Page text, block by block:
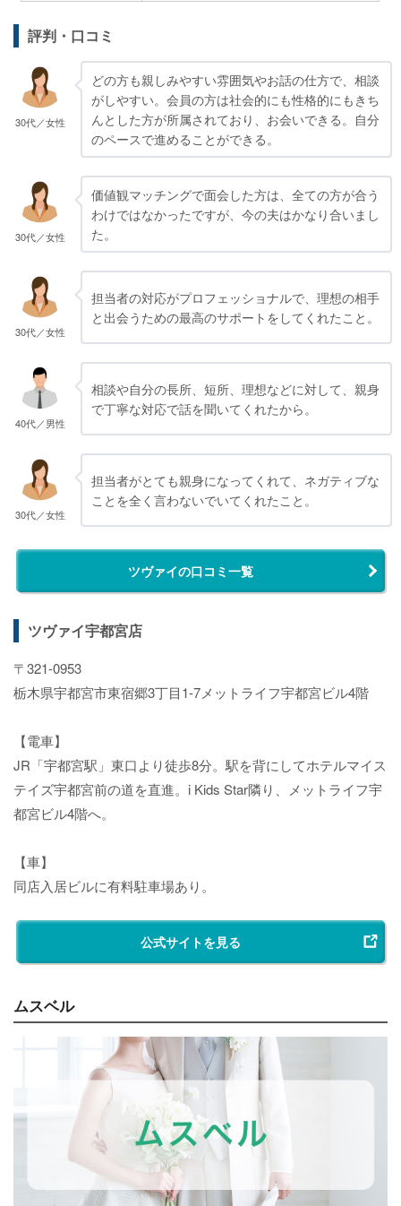
評判・口コミ
30代／女性
どの方も親しみやすい雰囲気やお話の仕方で、相談
がしやすい。会員の方は社会的にも性格的にもきち
んとした方が所属されており、お会いできる。自分
のペースで進めることができる。
30代／女性
価値観マッチングで面会した方は、全ての方が合う
わけではなかったですが、今の夫はかなり合いまし
た。
30代／女性
担当者の対応がプロフェッショナルで、理想の相手
と出会うための最高のサポートをしてくれたこと。
40代／男性
相談や自分の長所、短所、理想などに対して、親身
で丁寧な対応で話を聞いてくれたから。
30代／女性
担当者がとても親身になってくれて、ネガティブな
ことを全く言わないでいてくれたこと。
ツヴァイの口コミ一覧
ツヴァイ宇都宮店
〒321-0953
栃木県宇都宮市東宿郷3丁目1-7メットライフ宇都宮ビル4階
【電車】
JR「宇都宮駅」東口より徒歩8分。駅を背にしてホテルマイス
テイズ宇都宮前の道を直進。i Kids Star隣り、メットライフ宇
都宮ビル4階へ。
【車】
同店入居ビルに有料駐車場あり。
公式サイトを見る
ムスベル